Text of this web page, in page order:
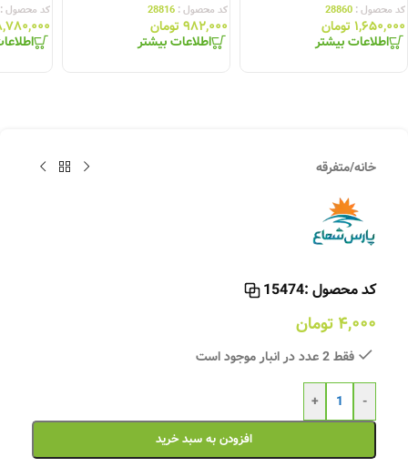
کد محصول : 28860
۱,۶۵۰,۰۰۰ تومان
اطلاعات بیشتر
کد محصول : 28816
۹۸۲,۰۰۰تومان
اطلاعات بیشتر
کد محصول
خانه/متفرقه
کد محصول :15474
۴,۰۰۰ تومان
فقط 2 عدد در انبار موجود است
-
+
افزودن به سبد خرید